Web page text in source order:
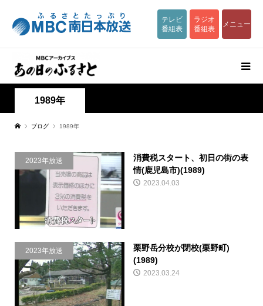
テレビ
番組表
ラジオ
番組表
メニュー
1989年
ブログ 1989年
2023年放送
消費税スタート、初日の街の表
情(鹿児島市)(1989)
2023.04.03
2023年放送
栗野岳分校が閉校(栗野町)
(1989)
2023.03.24